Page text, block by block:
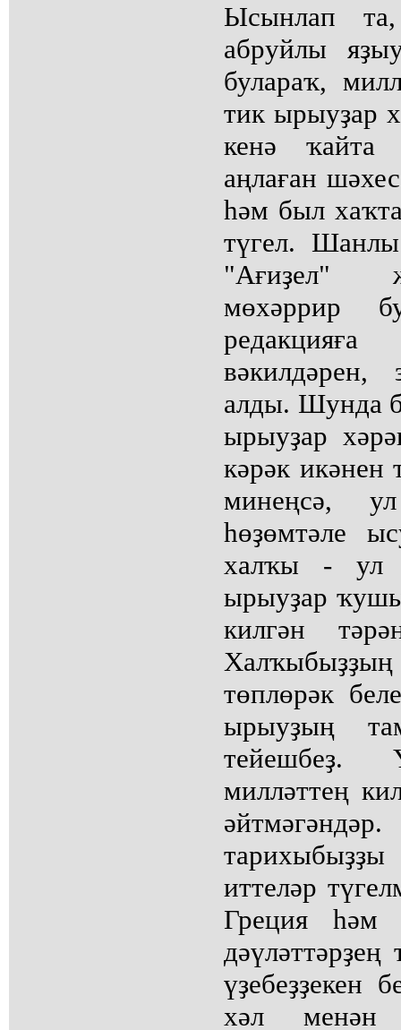
Ысынлап
абруйлы
булараҡ,
тик ырыуҙар
кенә ҡайта
аңлаған
һәм был
түгел.
"Ағиҙел"
мөхәррир
алды. Шунда
ырыуҙар
кәрәк
минеңсә,
һөҙөмтәле
халҡы - ул
ырыуҙар
килгән
төплөрәк
ырыуҙың
тейешбеҙ.
милләттең
иттеләр
Греция һәм
үҙебеҙҙекен
хәл менән